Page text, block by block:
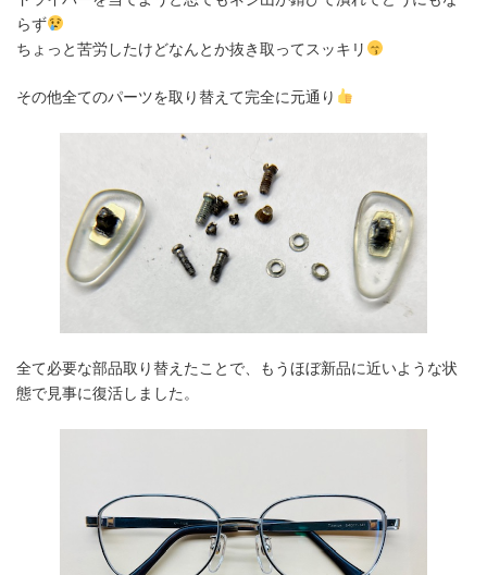
らず
ちょっと苦労したけどなんとか抜き取ってスッキリ
その他全てのパーツを取り替えて完全に元通り
全て必要な部品取り替えたことで、もうほぼ新品に近いような状
態で見事に復活しました。